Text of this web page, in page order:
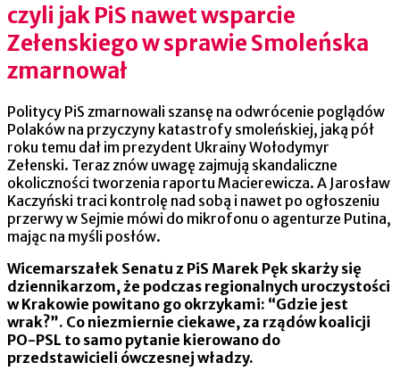
czyli jak PiS nawet wsparcie
Zełenskiego w sprawie Smoleńska
zmarnował
Politycy PiS zmarnowali szansę na odwrócenie poglądów
Polaków na przyczyny katastrofy smoleńskiej, jaką pół
roku temu dał im prezydent Ukrainy Wołodymyr
Zełenski. Teraz znów uwagę zajmują skandaliczne
okoliczności tworzenia raportu Macierewicza. A Jarosław
Kaczyński traci kontrolę nad sobą i nawet po ogłoszeniu
przerwy w Sejmie mówi do mikrofonu o agenturze Putina,
mając na myśli posłów.
Wicemarszałek Senatu z PiS Marek Pęk skarży się
dziennikarzom, że podczas regionalnych uroczystości
w Krakowie powitano go okrzykami: “Gdzie jest
wrak?”. Co niezmiernie ciekawe, za rządów koalicji
PO-PSL to samo pytanie kierowano do
przedstawicieli ówczesnej władzy.